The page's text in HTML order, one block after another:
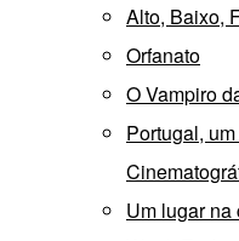
Alto, Baixo,
Orfanato
O Vampiro
Portugal,
Um lugar na